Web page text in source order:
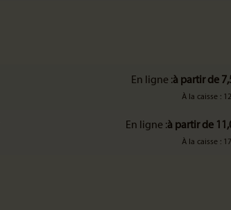
En ligne :à partir de
À la caisse :
En ligne :à partir de
À la caisse :